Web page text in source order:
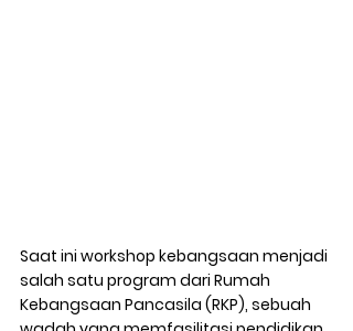
Saat ini workshop kebangsaan menjadi
salah satu program dari Rumah
Kebangsaan Pancasila (RKP), sebuah